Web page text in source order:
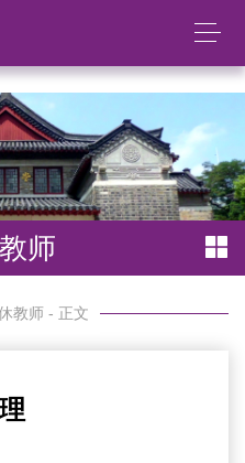
中国)股份有限公司
师
教师 - 正文